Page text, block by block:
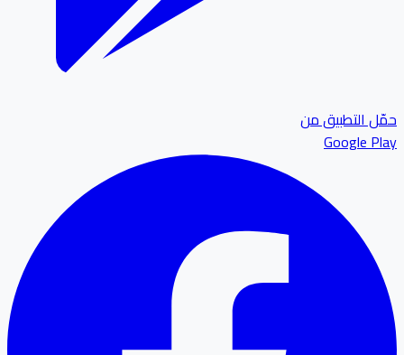
التطبيق من
Google